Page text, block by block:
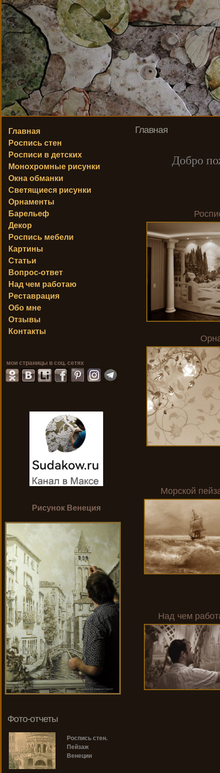
Главная
Добро
Морской
Над чем
Главная
Роспись стен
Росписи в детских
Монохромные рисунки
Окна обманки
Светящиеся рисунки
Орнаменты
Барельеф
Декор
Роспись мебели
Картины
Статьи
Вопрос-ответ
Над чем работаю
Реставрация
Обо мне
Отзывы
Контакты
мои страницы в соц. сетях
Рисунок Венеция
Фото-отчеты
Роспись стен.
Пейзаж
Венеции